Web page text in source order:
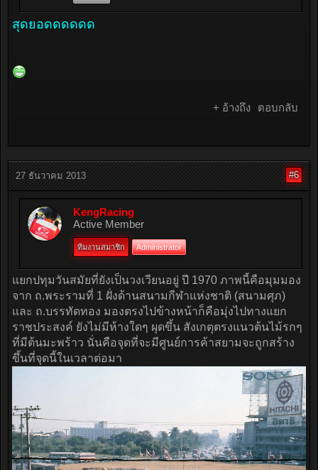
สุดยอดดดดดด
+ อ้างถึง ตอบกลับ
27 ธันวาคม 2013 #6
KengRacing
Active Member
ทีมงานสมาชิก Administrator
แยกปทุมวันสมัยที่ยังเป็นวงเวียนอยู่ ปี 1970 ภาพนี้คือมุมมอง
จาก ถ.พระรามที่ 1 ฝั่งด้านสนามกีฬาแห่งชาติ (สนามศุภ)
และ ถ.บรรทัดทอง มองตรงไปข้างหน้าก็คือมุ่งไปทางแยก
ราชประสงค์ ยังไม่มีห้างใดๆ ผุดขึ้น สังเกตุตรงแนวต้นไม้รกๆ
ที่มีต้นมะพร้าว นั่นคือจุดที่จะมีศูนย์การค้าสยามจะถูกสร้าง
ขึ้นที่จุดนี้ในเวลาต่อมา